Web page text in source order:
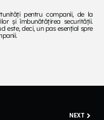
pentru companii, de la
și îmbunătățirea securității.
este, deci, un pas esențial spre
NEXT